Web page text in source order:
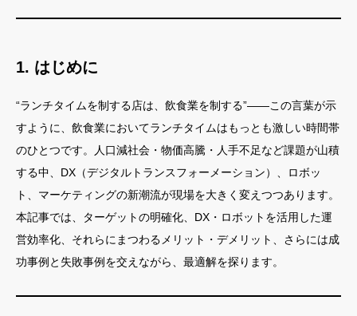
1. はじめに
“ランチタイムを制する店は、飲食業を制する”――この言葉が示
すように、飲食業においてランチタイムはもっとも激しい時間帯
のひとつです。人口減社会・物価高騰・人手不足など課題が山積
する中、DX（デジタルトランスフォーメーション）、ロボッ
ト、マーケティングの新潮流が現場を大きく変えつつあります。
本記事では、ターゲットの明確化、DX・ロボットを活用した運
営効率化、それらにまつわるメリット・デメリット、さらには成
功事例と失敗事例を交えながら、最適解を探ります。